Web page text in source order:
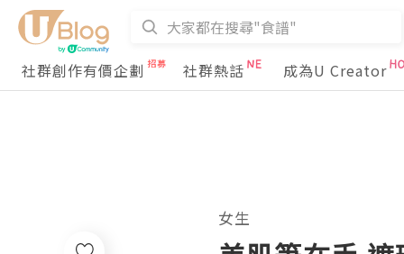
社群創作有價企劃 社群熱話 成為U Creator
女生